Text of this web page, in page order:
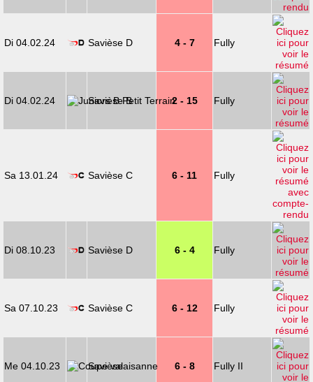
Di 04.02.24 Savièse D 4 - 7 Fully
Di 04.02.24 Savièse B 2 - 15 Fully
Sa 13.01.24 Savièse C 6 - 11 Fully
Di 08.10.23 Savièse D 6 - 4 Fully
Sa 07.10.23 Savièse C 6 - 12 Fully
Me 04.10.23 Savièse 6 - 8 Fully II